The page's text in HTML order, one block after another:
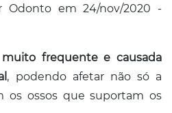
Odonto em 24/nov/2020 -
frequente e causada
, podendo afetar não só a
os ossos que suportam os